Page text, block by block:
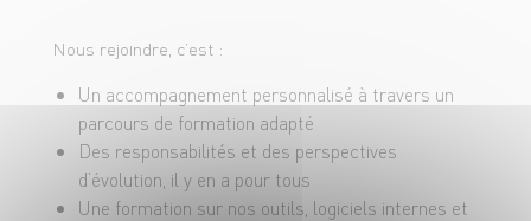
produits
et des personnes et le bon fonctionnement du
matériel commun
Nous rejoindre, c’est :
Un accompagnement personnalisé à travers un
parcours de formation adapté
Des responsabilités et des perspectives
d’évolution, il y en a pour tous
Une formation sur nos outils, logiciels internes et